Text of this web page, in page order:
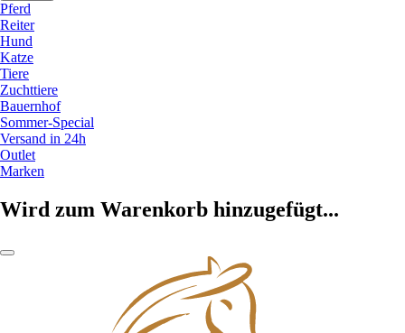
Pferd
Reiter
Hund
Katze
Tiere
Zuchttiere
Bauernhof
Sommer-Special
Versand in 24h
Outlet
Marken
Wird zum Warenkorb hinzugefügt...